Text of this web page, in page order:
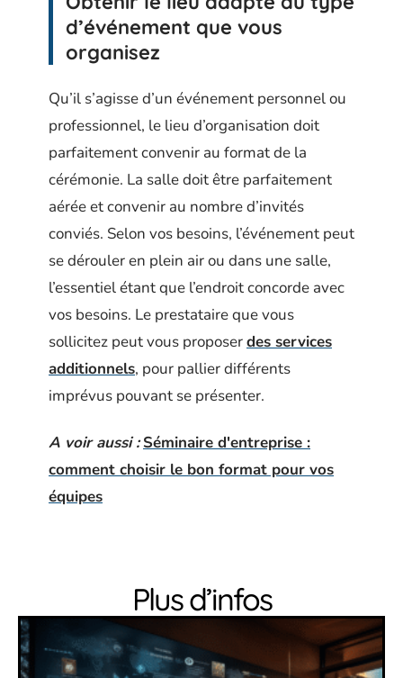
d’événement que vous
organisez
Qu’il s’agisse d’un événement personnel ou
professionnel, le lieu d’organisation doit
parfaitement convenir au format de la
cérémonie. La salle doit être parfaitement
aérée et convenir au nombre d’invités
conviés. Selon vos besoins, l’événement peut
se dérouler en plein air ou dans une salle,
l’essentiel étant que l’endroit concorde avec
vos besoins. Le prestataire que vous
sollicitez peut vous proposerdes services
additionnels, pour pallier différents
imprévus pouvant se présenter.
A voir aussi : Séminaire d'entreprise :
comment choisir le bon format pour vos
équipes
Plus d’infos